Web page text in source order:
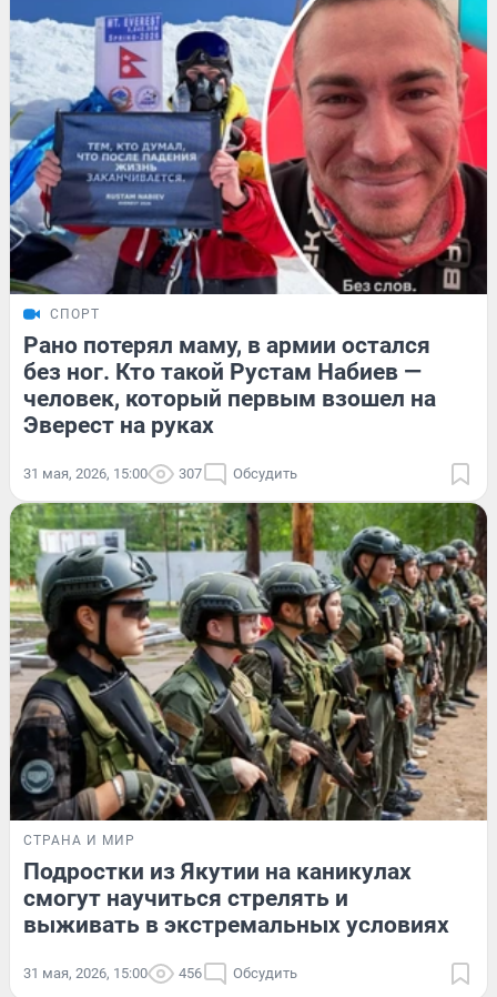
СПОРТ
Рано потерял маму, в армии остался
без ног. Кто такой Рустам Набиев —
человек, который первым взошел на
Эверест на руках
31 мая, 2026, 15:00 307 Обсудить
СТРАНА И МИР
Подростки из Якутии на каникулах
смогут научиться стрелять и
выживать в экстремальных условиях
31 мая, 2026, 15:00 456 Обсудить